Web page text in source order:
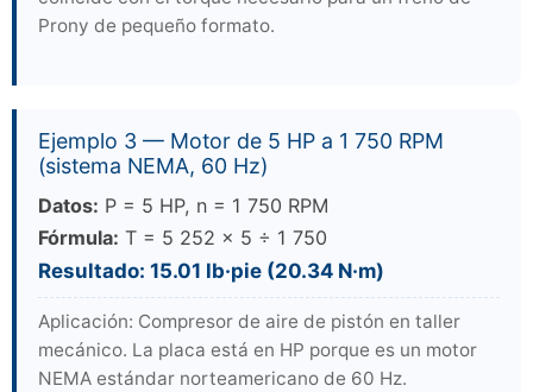
Prony de pequeño formato.
Ejemplo 3 — Motor de 5 HP a 1 750 RPM
(sistema NEMA, 60 Hz)
Datos: P = 5 HP, n = 1 750 RPM
Fórmula: T = 5 252 × 5 ÷ 1 750
Resultado: 15.01 lb·pie (20.34 N·m)
Aplicación: Compresor de aire de pistón en taller
mecánico. La placa está en HP porque es un motor
NEMA estándar norteamericano de 60 Hz.